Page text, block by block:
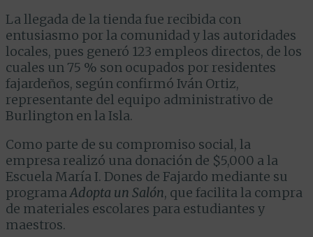
La llegada de la tienda fue recibida con
entusiasmo por la comunidad y las autoridades
locales, pues generó 123 empleos directos, de los
cuales un 75 % son ocupados por residentes
fajardeños, según confirmó Iván Ortiz,
representante del equipo administrativo de
Burlington en la Isla.
Como parte de su compromiso social, la
empresa realizó una donación de $5,000 a la
Escuela María I. Dones de Fajardo mediante su
programaAdopta un Salón, que facilita la compra
de materiales escolares para estudiantes y
maestros.